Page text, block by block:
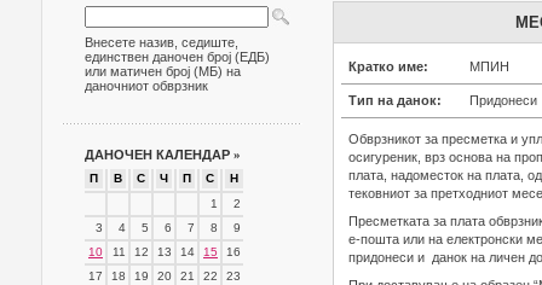
Внесете назив, седиште,
единствен даночен број (ЕДБ)
или матичен број (МБ) на
даночниот обврзник
ДАНОЧЕН КАЛЕНДАР »
П В С Ч П С
Н
1
2
3
4 5 6 7 8
9
10
11 12 13 14 15
16
17
18 19 20 21 22
23
Кратко име: МПИН
Тип на данок: Придонеси
Обврзникот за пресметка и
осигуреник, врз основа на
плата, надоместок на плата,
тековниот за претходниот
Пресметката за плата
е-пошта или на електронски
придонеси и данок на личен